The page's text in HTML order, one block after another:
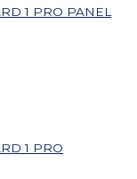
1 PRO PANEL
1 PRO